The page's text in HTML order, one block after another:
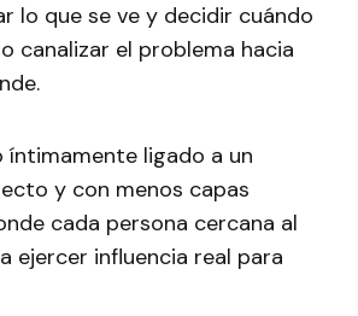
lo que se ve y decidir cuándo
canalizar el problema hacia
íntimamente ligado a un
y con menos capas
cada persona cercana al
ejercer influencia real para